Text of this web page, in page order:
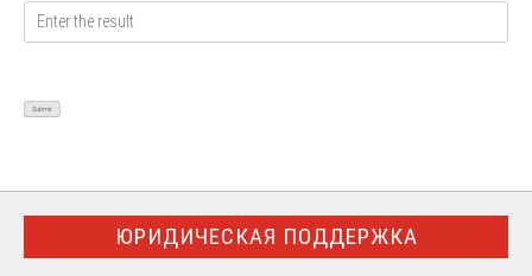
ЮРИДИЧЕСКАЯ ПОДДЕРЖКА